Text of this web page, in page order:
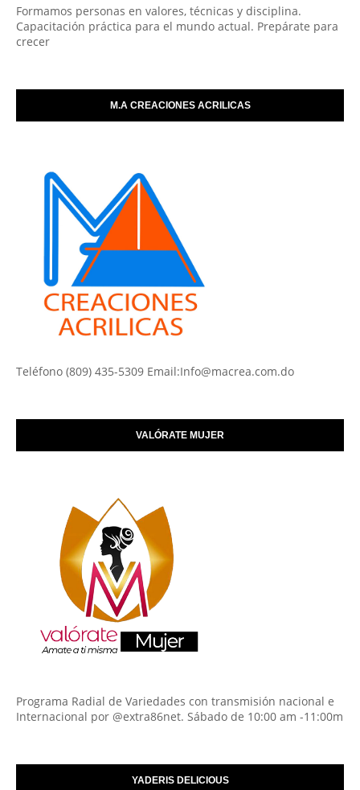
Formamos personas en valores, técnicas y disciplina.
Capacitación práctica para el mundo actual. Prepárate para
crecer
M.A CREACIONES ACRILICAS
Teléfono (809) 435-5309 Email:Info@macrea.com.do
VALÓRATE MUJER
Programa Radial de Variedades con transmisión nacional e
Internacional por @extra86net. Sábado de 10:00 am -11:00m
YADERIS DELICIOUS